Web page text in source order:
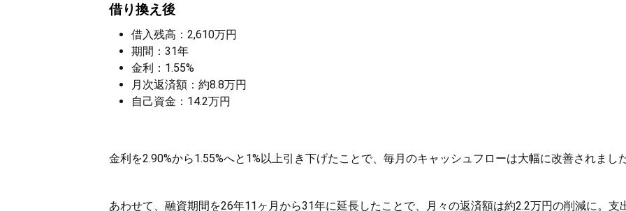
借り換え後
借入残高：2,610万円
期間：31年
金利：1.55%
月次返済額：約8.8万円
自己資金：14.2万円
金利を2.90%から1.55%へと1%以上引き下げたことで、毎月のキャッシュフローは大幅に改善されまし
あわせて、融資期間を26年11ヶ月から31年に延長したことで、月々の返済額は約2.2万円の削減に。支